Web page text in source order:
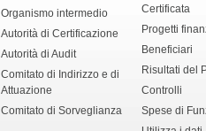
Organismo intermedio
Autorità di Certificazione
Autorità di Audit
Comitato di Indirizzo e di
Attuazione
Comitato di Sorveglianza
Certificata
Progetti
Beneficiari
Risultati del
Controlli
Spese di